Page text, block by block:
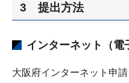
3 提出方法
インターネット（電
大阪府インターネット申